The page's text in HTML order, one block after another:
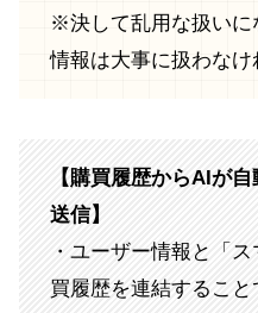
※決して乱用な扱いに
情報は大事に扱わなけ
【購買履歴からAIが
送信】
・ユーザー情報と「
買履歴を連結するこ